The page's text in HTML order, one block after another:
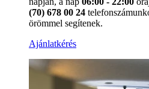
(70) 678 00 24
örömmel segítenek.
Ajánlatkérés